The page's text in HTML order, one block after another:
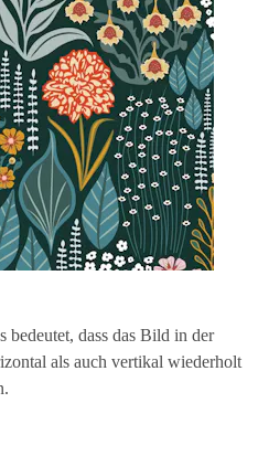
bedeutet, dass das Bild in der
als auch vertikal wiederholt